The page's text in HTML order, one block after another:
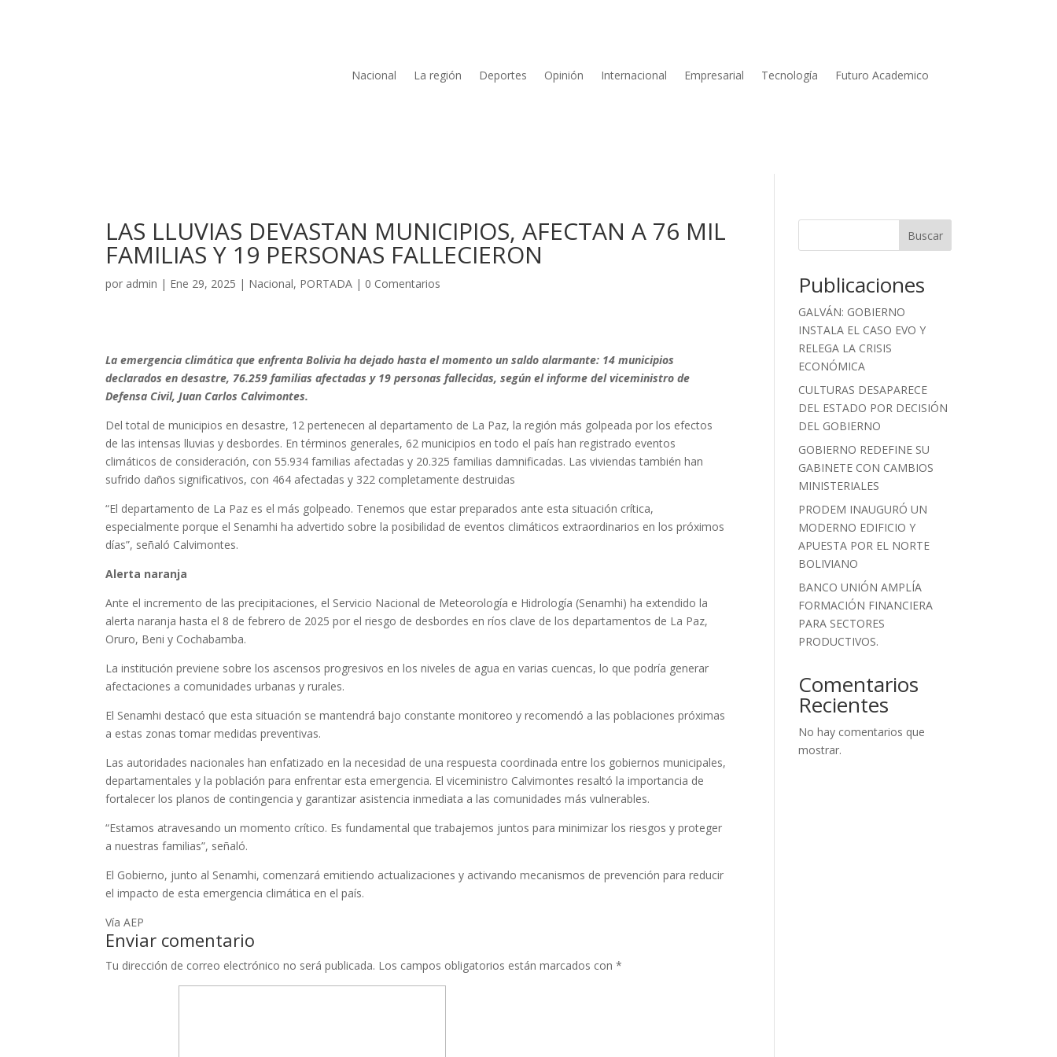
Nacional La región Deportes Opinión Internacional Empresarial Tecnología Futuro Academico
LAS LLUVIAS DEVASTAN MUNICIPIOS, AFECTAN A 76 MIL
FAMILIAS Y 19 PERSONAS FALLECIERON
por admin | Ene 29, 2025 | Nacional, PORTADA | 0 Comentarios
La emergencia climática que enfrenta Bolivia ha dejado hasta el momento un saldo alarmante: 14 municipios
declarados en desastre, 76.259 familias afectadas y 19 personas fallecidas, según el informe del viceministro de
Defensa Civil, Juan Carlos Calvimontes.
Del total de municipios en desastre, 12 pertenecen al departamento de La Paz, la región más golpeada por los efectos
de las intensas lluvias y desbordes. En términos generales, 62 municipios en todo el país han registrado eventos
climáticos de consideración, con 55.934 familias afectadas y 20.325 familias damnificadas. Las viviendas también han
sufrido daños significativos, con 464 afectadas y 322 completamente destruidas
“El departamento de La Paz es el más golpeado. Tenemos que estar preparados ante esta situación crítica,
especialmente porque el Senamhi ha advertido sobre la posibilidad de eventos climáticos extraordinarios en los próximos
días”, señaló Calvimontes.
Alerta naranja
Ante el incremento de las precipitaciones, el Servicio Nacional de Meteorología e Hidrología (Senamhi) ha extendido la
alerta naranja hasta el 8 de febrero de 2025 por el riesgo de desbordes en ríos clave de los departamentos de La Paz,
Oruro, Beni y Cochabamba.
La institución previene sobre los ascensos progresivos en los niveles de agua en varias cuencas, lo que podría generar
afectaciones a comunidades urbanas y rurales.
El Senamhi destacó que esta situación se mantendrá bajo constante monitoreo y recomendó a las poblaciones próximas
a estas zonas tomar medidas preventivas.
Las autoridades nacionales han enfatizado en la necesidad de una respuesta coordinada entre los gobiernos municipales,
departamentales y la población para enfrentar esta emergencia. El viceministro Calvimontes resaltó la importancia de
fortalecer los planos de contingencia y garantizar asistencia inmediata a las comunidades más vulnerables.
“Estamos atravesando un momento crítico. Es fundamental que trabajemos juntos para minimizar los riesgos y proteger
a nuestras familias”, señaló.
El Gobierno, junto al Senamhi, comenzará emitiendo actualizaciones y activando mecanismos de prevención para reducir
el impacto de esta emergencia climática en el país.
Vía AEP
Enviar comentario
Tu dirección de correo electrónico no será publicada. Los campos obligatorios están marcados con*
Buscar
Publicaciones
GALVÁN: GOBIERNO
INSTALA EL CASO EVO Y
RELEGA LA CRISIS
ECONÓMICA
CULTURAS DESAPARECE
DEL ESTADO POR DECISIÓN
DEL GOBIERNO
GOBIERNO REDEFINE SU
GABINETE CON CAMBIOS
MINISTERIALES
PRODEM INAUGURÓ UN
MODERNO EDIFICIO Y
APUESTA POR EL NORTE
BOLIVIANO
BANCO UNIÓN AMPLÍA
FORMACIÓN FINANCIERA
PARA SECTORES
PRODUCTIVOS.
Comentarios
Recientes
No hay comentarios que
mostrar.